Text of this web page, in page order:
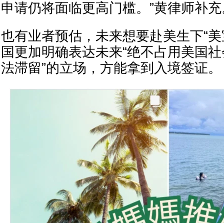
申请仍将面临更高门槛。”黄律师补
也有业者预估，未来想要赴美生下“
国更加明确表达未来“绝不占用美国
法滞留”的立场，方能拿到入境签证。